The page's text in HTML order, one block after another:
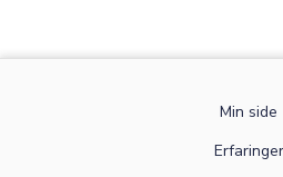
Min side
Erfaringer